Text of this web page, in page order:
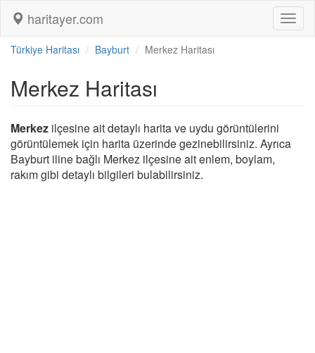
haritayer.com
Türkiye Haritası Bayburt Merkez Haritası
Merkez Haritası
Merkez ilçesine ait detaylı harita ve uydu görüntülerini
görüntülemek için harita üzerinde gezinebilirsiniz. Ayrıca
Bayburt iline bağlı Merkez ilçesine ait enlem, boylam,
rakım gibi detaylı bilgileri bulabilirsiniz.